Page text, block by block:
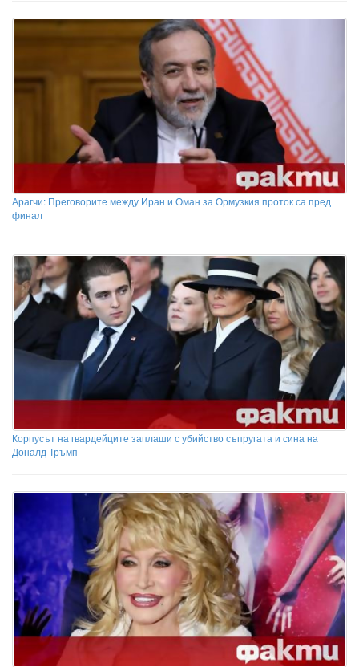
Арагчи: Преговорите между Иран и Оман за Ормузкия проток са пред
финал
Корпусът на гвардейците заплаши с убийство съпругата и сина на
Доналд Тръмп